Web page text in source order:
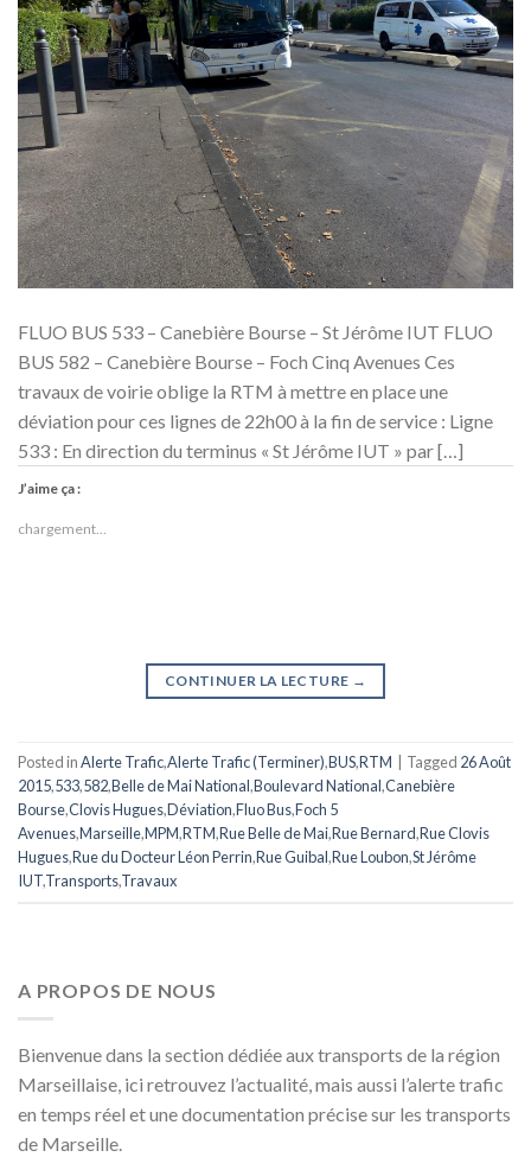
FLUO BUS 533 – Canebière Bourse – St Jérôme IUT FLUO
BUS 582 – Canebière Bourse – Foch Cinq Avenues Ces
travaux de voirie oblige la RTM à mettre en place une
déviation pour ces lignes de 22h00 à la fin de service : Ligne
533 : En direction du terminus « St Jérôme IUT » par […]
J’aime ça :
chargement…
CONTINUER LA LECTURE →
Posted inAlerte Trafic,Alerte Trafic (Terminer),BUS,RTM Tagged 26 Août
2015,533,582,Belle de Mai National,Boulevard National,Canebière
Bourse,Clovis Hugues,Déviation,Fluo Bus,Foch 5
Avenues,Marseille,MPM,RTM,Rue Belle de Mai,Rue Bernard,Rue Clovis
Hugues,Rue du Docteur Léon Perrin,Rue Guibal,Rue Loubon,St Jérôme
IUT,Transports,Travaux
A PROPOS DE NOUS
Bienvenue dans la section dédiée aux transports de la région
Marseillaise, ici retrouvez l’actualité, mais aussi l’alerte trafic
en temps réel et une documentation précise sur les transports
de Marseille.